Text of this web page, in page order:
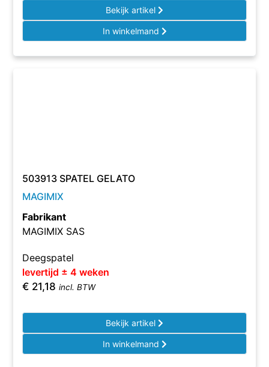
Bekijk artikel
In winkelmand
503913 SPATEL GELATO
MAGIMIX
Fabrikant
MAGIMIX SAS
Deegspatel
levertijd ± 4 weken
€ 21,18 incl. BTW
Bekijk artikel
In winkelmand